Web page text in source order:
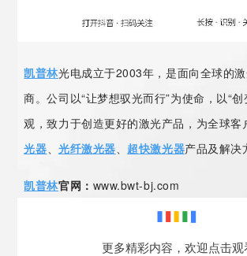
凯普林光电成立于2003年，是面向全球的
商。公司以“让梦想驭光而行”为使命，以“创
观，致力于创造更好的激光产品，为全球客
光器 、光纤激光器 超快激光器产品及解决
凯普林官网： www.bwt-bj.com
更多精彩内容，欢迎点击观